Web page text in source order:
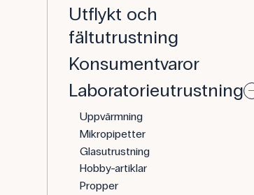
Utflykt och
fältutrustning
Konsumentvaror
Laboratorieutrustning
Uppvärmning
Mikropipetter
Glasutrustning
Hobby-artiklar
Propper